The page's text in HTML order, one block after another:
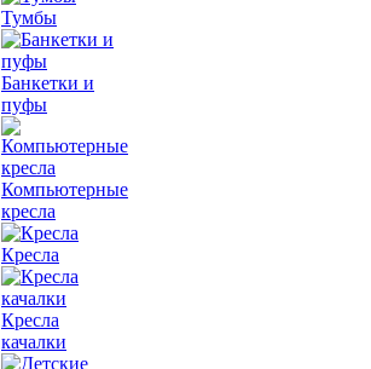
Тумбы
Банкетки и
пуфы
Компьютерные
кресла
Кресла
Кресла
качалки